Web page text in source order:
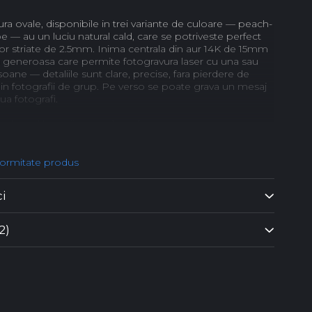
ovale, disponibile in trei variante de culoare — peach-
— au un luciu natural cald, care se potriveste perfect
striate de 2.5mm. Inima centrala din aur 14K de 15mm
generoasa care permite fotogravura laser cu una sau
— detaliile sunt clare, precise, fara pierdere de
fotografii de grup. Pe verso se poate grava un mesaj
fotografi.
cu snur reglabil si impletitura macrame
fix cu Cheita si Za din Aur 14K
striate din aur 14K pot fi configurate pe sirag, cate 4 de
— un detaliu de finisaj care ridica nivelul vizual al
pe fata inimii — una sau mai multe persoane, detalii
cu mesaj text sau a doua fotografie
ovale in 3 variante: peach-roz, crem, albe
produs